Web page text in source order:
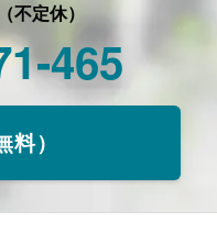
不定休）
465
）